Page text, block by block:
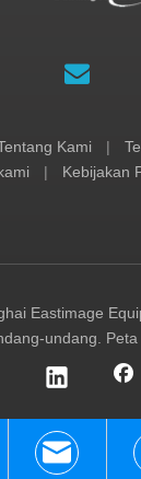
Kami |
| Kebijakan
Eastimage
undang.